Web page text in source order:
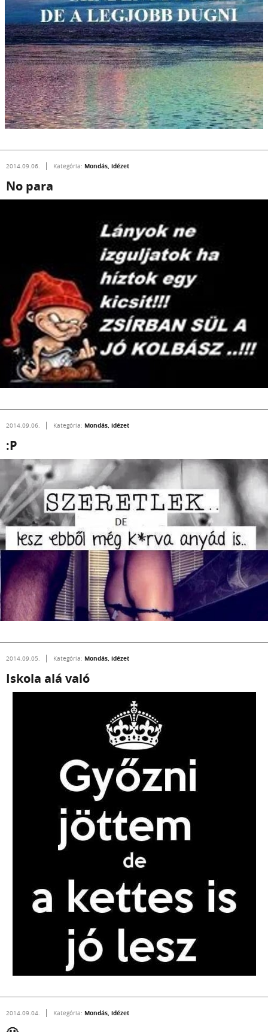
2014.09.06. Kategória: Mondás, idézet
No para
2014.09.06. Kategória: Mondás, idézet
:P
2014.09.05. Kategória: Mondás, idézet
Iskola alá való
2014.09.04. Kategória: Mondás, idézet